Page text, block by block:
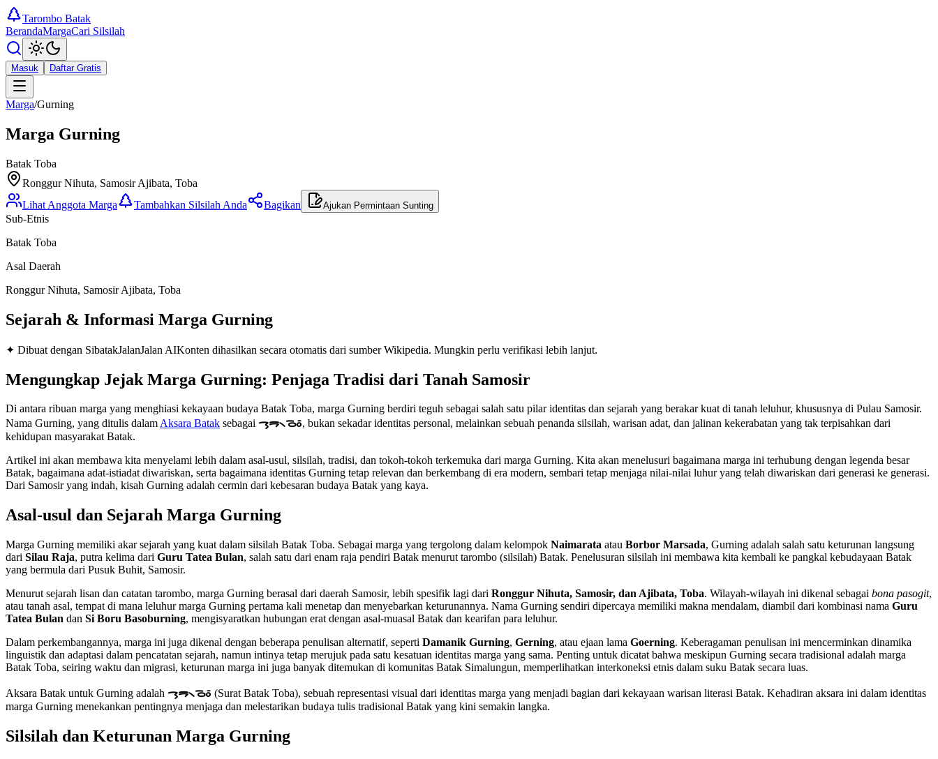
Tarombo Batak
BerandaMargaCari Silsilah
Masuk Daftar Gratis
Marga/Gurning
Marga Gurning
Batak Toba
Ronggur Nihuta, Samosir Ajibata, Toba
Lihat Anggota Marga
Tambahkan Silsilah Anda Bagikan Ajukan Permintaan Sunting
Sub-Etnis
Batak Toba
Asal Daerah
Ronggur Nihuta, Samosir Ajibata, Toba
Sejarah & Informasi Marga Gurning
✦ Dibuat dengan SibatakJalanJalan AIKonten dihasilkan secara otomatis dari sumber Wikipedia. Mungkin perlu verifikasi lebih lanjut.
Mengungkap Jejak Marga Gurning: Penjaga Tradisi dari Tanah Samosir
Di antara ribuan marga yang menghiasi kekayaan budaya Batak Toba, marga Gurning berdiri teguh sebagai salah satu pilar identitas dan sejarah yang berakar kuat di tanah leluhur, khususnya di Pulau Samosir.
Nama Gurning, yang ditulis dalamAksara Batak sebagai ᯎᯮᯒ᯲ᯉᯪᯰ, bukan sekadar identitas personal, melainkan sebuah penanda silsilah, warisan adat, dan jalinan kekerabatan yang tak terpisahkan dari
kehidupan masyarakat Batak.
Artikel ini akan membawa kita menyelami lebih dalam asal-usul, silsilah, tradisi, dan tokoh-tokoh terkemuka dari marga Gurning. Kita akan menelusuri bagaimana marga ini terhubung dengan legenda besar
Batak, bagaimana adat-istiadat diwariskan, serta bagaimana identitas Gurning tetap relevan dan berkembang di era modern, sembari tetap menjaga nilai-nilai luhur yang telah diwariskan dari generasi ke generasi.
Dari Samosir yang indah, kisah Gurning adalah cermin dari kebesaran budaya Batak yang kaya.
Asal-usul dan Sejarah Marga Gurning
Marga Gurning memiliki akar sejarah yang kuat dalam silsilah Batak Toba. Sebagai marga yang tergolong dalam kelompok Naimarata atau Borbor Marsada, Gurning adalah salah satu keturunan langsung
dari Silau Raja, putra kelima dari Guru Tatea Bulan, salah satu dari enam raja pendiri Batak menurut tarombo (silsilah) Batak. Penelusuran silsilah ini membawa kita kembali ke pangkal kebudayaan Batak
yang bermula dari Pusuk Buhit, Samosir.
Menurut sejarah lisan dan catatan tarombo, marga Gurning berasal dari daerah Samosir, lebih spesifik lagi dari Ronggur Nihuta, Samosir, dan Ajibata, Toba. Wilayah-wilayah ini dikenal sebagai bona pasogit,
atau tanah asal, tempat di mana leluhur marga Gurning pertama kali menetap dan menyebarkan keturunannya. Nama Gurning sendiri dipercaya memiliki makna mendalam, diambil dari kombinasi nama Guru
Tatea Bulan dan Si Boru Basoburning, mengisyaratkan hubungan erat dengan asal-muasal Batak dan kearifan para leluhur.
Dalam perkembangannya, marga ini juga dikenal dengan beberapa penulisan alternatif, seperti Damanik Gurning, Gerning, atau ejaan lama Goerning. Keberagaman penulisan ini mencerminkan dinamika
linguistik dan adaptasi dalam pencatatan sejarah, namun intinya tetap merujuk pada satu kesatuan identitas marga yang sama. Penting untuk dicatat bahwa meskipun Gurning secara tradisional adalah marga
Batak Toba, seiring waktu dan migrasi, keturunan marga ini juga banyak ditemukan di komunitas Batak Simalungun, memperlihatkan interkoneksi etnis dalam suku Batak secara luas.
Aksara Batak untuk Gurning adalah ᯎᯮᯒ᯲ᯉᯪᯰ (Surat Batak Toba), sebuah representasi visual dari identitas marga yang menjadi bagian dari kekayaan warisan literasi Batak. Kehadiran aksara ini dalam identitas
marga Gurning menekankan pentingnya menjaga dan melestarikan budaya tulis tradisional Batak yang kini semakin langka.
Silsilah dan Keturunan Marga Gurning